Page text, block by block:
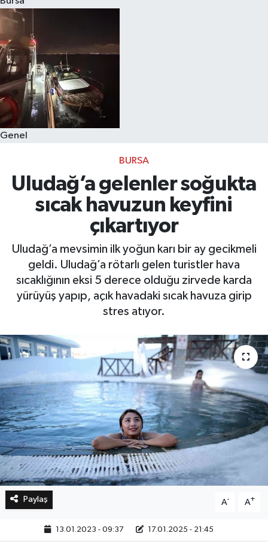
Genel
BURSA
Uludağ’a gelenler soğukta
sıcak havuzun keyfini
çıkartıyor
Uludağ’a mevsimin ilk yoğun karı bir ay gecikmeli
geldi. Uludağ’a rötarlı gelen turistler hava
sıcaklığının eksi 5 derece olduğu zirvede karda
yürüyüş yapıp, açık havadaki sıcak havuza girip
stres atıyor.
Paylaş A- A+
13.01.2023 - 09:37 17.01.2025 - 21:45
Sağlık
Dünya
Magazin
Kültür & Sanat
Teknoloji
Genel
Bilim, Teknoloji